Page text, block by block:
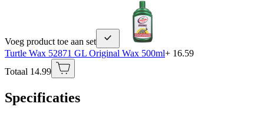
Voeg product toe aan set
Turtle Wax 52871 GL Original Wax 500ml+ 16.59
Totaal 14.99
Specificaties